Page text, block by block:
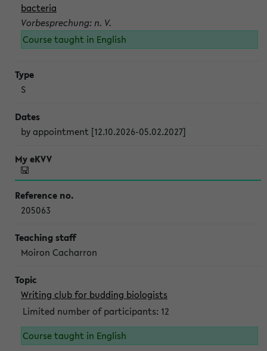
bacteria
Vorbesprechung: n. V.
Course taught in English
S
by appointment [12.10.2026-05.02.2027]
205063
Moiron Cacharron
Writing club for budding biologists
Limited number of participants: 12
Course taught in English